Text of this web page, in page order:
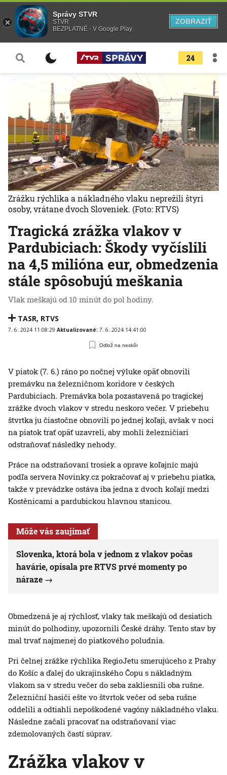
24
Tragická zrážka vlakov v
Pardubiciach: Škody vyčíslili
na 4,5 milióna eur, obmedzenia
stále spôsobujú meškania
Vlak meškajú od 10 minút do pol hodiny.
TASR, RTVS
7. 6. 2024 11:08:29 Aktualizované: 7. 6. 2024 14:41:00
Odlož na neskôr
Zrážku rýchlika a nákladného vlaku neprežili štyri
osoby, vrátane dvoch Sloveniek. (Foto: RTVS)
V piatok (7. 6.) ráno po nočnej výluke opäť obnovili
premávku na železničnom koridore v českých
Pardubiciach. Premávka bola pozastavená po tragickej
zrážke dvoch vlakov v stredu neskoro večer. V priebehu
štvrtka ju čiastočne obnovili po jednej koľaji, avšak v noci
na piatok trať opäť uzavreli, aby mohli železničiari
odstraňovať následky nehody.
Práce na odstraňovaní trosiek a oprave koľajníc majú
podľa servera Novinky.cz pokračovať aj v priebehu piatka,
takže v prevádzke ostáva iba jedna z dvoch koľají medzi
Kostěnicami a pardubickou hlavnou stanicou.
Môže vás zaujímať
Slovenka, ktorá bola v jednom z vlakov počas
havárie, opísala pre RTVS prvé momenty po
náraze
Obmedzená je aj rýchlosť, vlaky tak meškajú od desiatich
minút do polhodiny, upozornili České dráhy. Tento stav by
mal trvať najmenej do piatkového poludnia.
Pri čelnej zrážke rýchlika RegioJetu smerujúceho z Prahy
do Košíc a ďalej do ukrajinského Čopu s nákladným
vlakom sa v stredu večer do seba zakliesnili oba rušne.
Železniční hasiči ešte vo štvrtok večer od seba rušne
oddelili a odtiahli nepoškodené vagóny nákladného vlaku.
Následne začali pracovať na odstraňovaní viac
zdemolovaných častí súprav.
Zrážka vlakov v
Správy STVR
STVR
BEZPLATNÉ - V Google Play
ZOBRAZIŤ